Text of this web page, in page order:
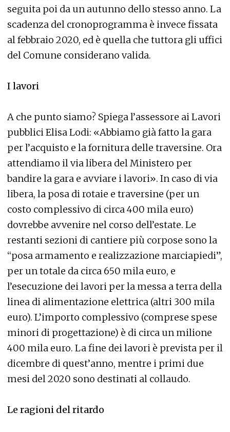
seguita poi da un autunno dello stesso anno. La
scadenza del cronoprogramma è invece fissata
al febbraio 2020, ed è quella che tuttora gli uffici
del Comune considerano valida.
I lavori
A che punto siamo? Spiega l’assessore ai Lavori
pubblici Elisa Lodi: «Abbiamo già fatto la gara
per l’acquisto e la fornitura delle traversine. Ora
attendiamo il via libera del Ministero per
bandire la gara e avviare i lavori». In caso di via
libera, la posa di rotaie e traversine (per un
costo complessivo di circa 400 mila euro)
dovrebbe avvenire nel corso dell’estate. Le
restanti sezioni di cantiere più corpose sono la
“posa armamento e realizzazione marciapiedi”,
per un totale da circa 650 mila euro, e
l’esecuzione dei lavori per la messa a terra della
linea di alimentazione elettrica (altri 300 mila
euro). L’importo complessivo (comprese spese
minori di progettazione) è di circa un milione
400 mila euro. La fine dei lavori è prevista per il
dicembre di quest’anno, mentre i primi due
mesi del 2020 sono destinati al collaudo.
Le ragioni del ritardo